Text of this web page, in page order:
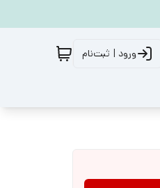
ورود | ثبت‌نام